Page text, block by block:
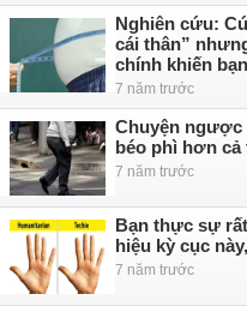
Nghiên cứu:
cái thân”
chính khiến
7 năm trước
Chuyện
béo phì hơn cả
7 năm trước
Bạn thực sự
hiệu kỳ cục
7 năm trước